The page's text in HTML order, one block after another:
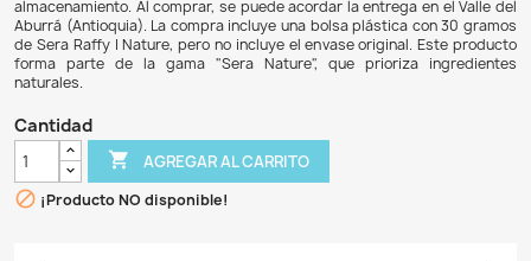
$ 29.900
$ 21.827 27% DE DESCUENTO
Sera Raffy I Nature es un snack de 30 gramos para
reptiles, elaborado con gammarus, gambas y
colorantes ni conservantes. Este producto,
ideal para una alimentación variada y saludable, rica en